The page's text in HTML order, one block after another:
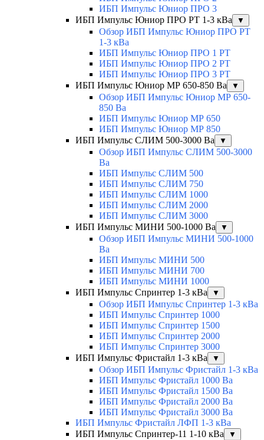
ИБП Импульс Юниор ПРО 3
ИБП Импульс Юниор ПРО РТ 1-3 кВа
▼
Обзор ИБП Импульс Юниор ПРО РТ
1-3 кВа
ИБП Импульс Юниор ПРО 1 РТ
ИБП Импульс Юниор ПРО 2 РТ
ИБП Импульс Юниор ПРО 3 РТ
ИБП Импульс Юниор МР 650-850 Ва
▼
Обзор ИБП Импульс Юниор МР 650-
850 Ва
ИБП Импульс Юниор МР 650
ИБП Импульс Юниор МР 850
ИБП Импульс СЛИМ 500-3000 Ва
▼
Обзор ИБП Импульс СЛИМ 500-3000
Ва
ИБП Импульс СЛИМ 500
ИБП Импульс СЛИМ 750
ИБП Импульс СЛИМ 1000
ИБП Импульс СЛИМ 2000
ИБП Импульс СЛИМ 3000
ИБП Импульс МИНИ 500-1000 Ва
▼
Обзор ИБП Импульс МИНИ 500-1000
Ва
ИБП Импульс МИНИ 500
ИБП Импульс МИНИ 700
ИБП Импульс МИНИ 1000
ИБП Импульс Спринтер 1-3 кВа
▼
Обзор ИБП Импульс Спринтер 1-3 кВа
ИБП Импульс Спринтер 1000
ИБП Импульс Спринтер 1500
ИБП Импульс Спринтер 2000
ИБП Импульс Спринтер 3000
ИБП Импульс Фристайл 1-3 кВа
▼
Обзор ИБП Импульс Фристайл 1-3 кВа
ИБП Импульс Фристайл 1000 Ва
ИБП Импульс Фристайл 1500 Ва
ИБП Импульс Фристайл 2000 Ва
ИБП Импульс Фристайл 3000 Ва
ИБП Импульс Фристайл ЛФП 1-3 кВа
ИБП Импульс Спринтер-11 1-10 кВа
▼